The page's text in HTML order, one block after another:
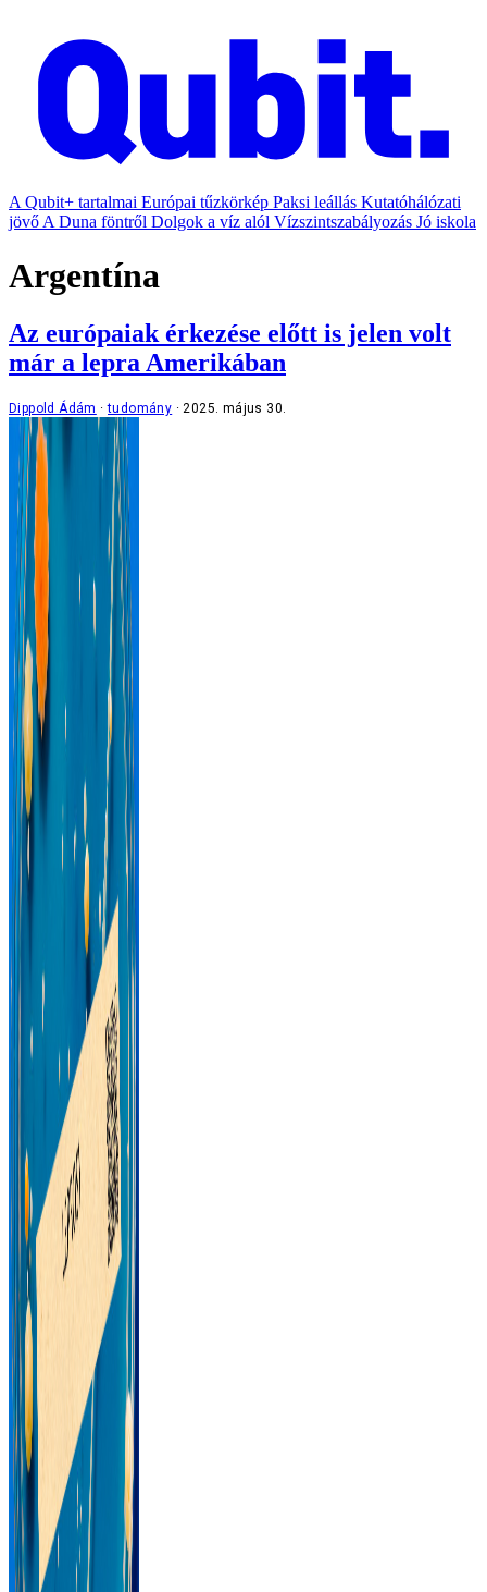
A Qubit+ tartalmai Európai tűzkörkép Paksi leállás Kutatóhálózati
jövő A Duna föntről Dolgok a víz alól Vízszintszabályozás Jó iskola
Argentína
Az európaiak érkezése előtt is jelen volt
már a lepra Amerikában
Dippold Ádám tudomány 2025. május 30.